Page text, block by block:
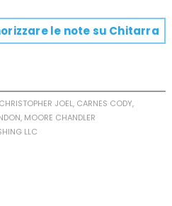
le note su Chitarra
JOEL, CARNES CODY,
MOORE CHANDLER
LLC